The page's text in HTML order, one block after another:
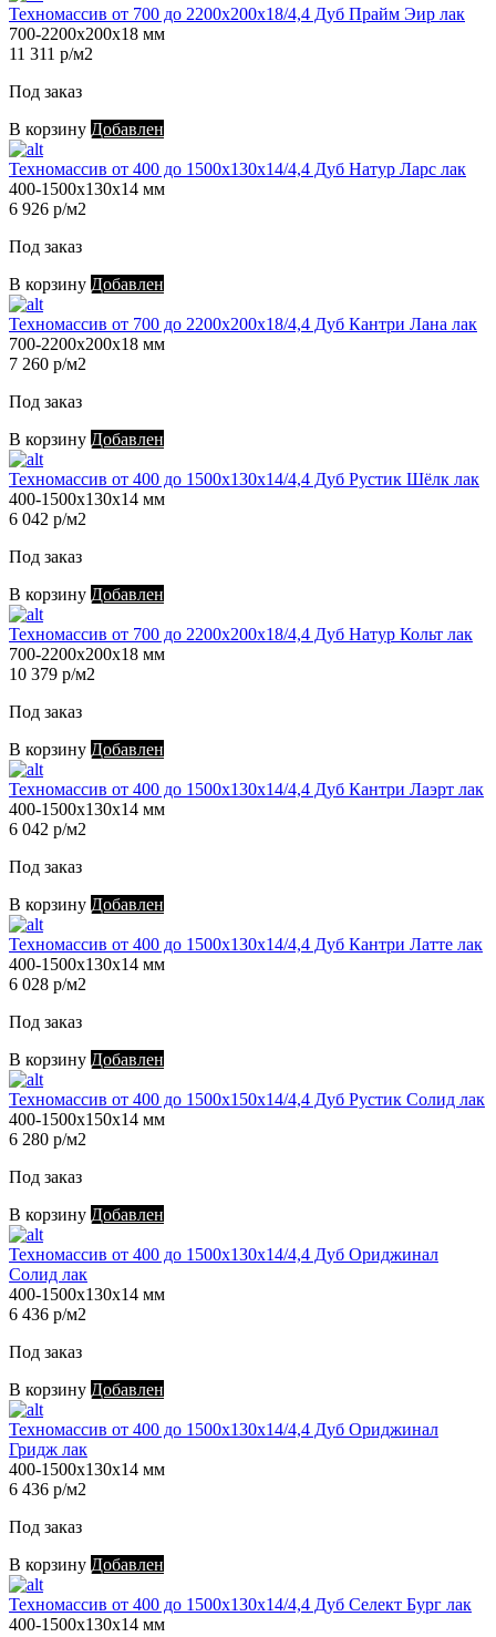
Техномассив от 700 до 2200х200х18/4,4 Дуб Прайм Эир лак
700-2200х200х18 мм
11 311 р/м2
Под заказ
В корзину Добавлен
Техномассив от 400 до 1500х130х14/4,4 Дуб Натур Ларс лак
400-1500х130х14 мм
6 926 р/м2
Под заказ
В корзину Добавлен
Техномассив от 700 до 2200х200х18/4,4 Дуб Кантри Лана лак
700-2200х200х18 мм
7 260 р/м2
Под заказ
В корзину Добавлен
Техномассив от 400 до 1500х130х14/4,4 Дуб Рустик Шёлк лак
400-1500х130х14 мм
6 042 р/м2
Под заказ
В корзину Добавлен
Техномассив от 700 до 2200х200х18/4,4 Дуб Натур Кольт лак
700-2200х200х18 мм
10 379 р/м2
Под заказ
В корзину Добавлен
Техномассив от 400 до 1500х130х14/4,4 Дуб Кантри Лаэрт лак
400-1500х130х14 мм
6 042 р/м2
Под заказ
В корзину Добавлен
Техномассив от 400 до 1500х130х14/4,4 Дуб Кантри Латте лак
400-1500х130х14 мм
6 028 р/м2
Под заказ
В корзину Добавлен
Техномассив от 400 до 1500х150х14/4,4 Дуб Рустик Солид лак
400-1500х150х14 мм
6 280 р/м2
Под заказ
В корзину Добавлен
Техномассив от 400 до 1500х130х14/4,4 Дуб Ориджинал
Солид лак
400-1500х130х14 мм
6 436 р/м2
Под заказ
В корзину Добавлен
Техномассив от 400 до 1500х130х14/4,4 Дуб Ориджинал
Гридж лак
400-1500х130х14 мм
6 436 р/м2
Под заказ
В корзину Добавлен
Техномассив от 400 до 1500х130х14/4,4 Дуб Селект Бург лак
400-1500х130х14 мм